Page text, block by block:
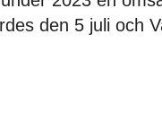
den 5 juli och